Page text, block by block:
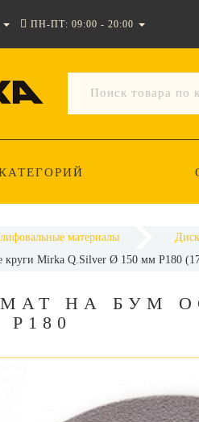
ПН-ПТ: 09:00 - 20:00
материалы
Mirka Q.Silver Ø 150 мм P180 (17
НА БУМ